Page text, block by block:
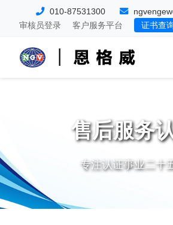
010-87531300
审核员登录
客户服务平台 证书查
售后服务
专注认证事业二十